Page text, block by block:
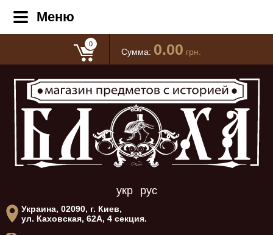
0
Сумма: 0.00 грн.
укр рус
Украина, 02090, г. Киев,
ул. Каховская, 62А, 4 секция.
Меню